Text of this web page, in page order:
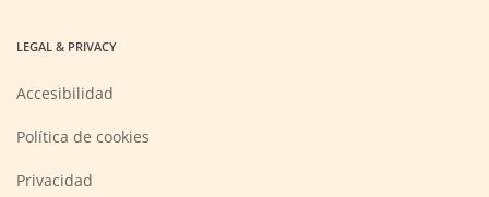
LEGAL & PRIVACY
Accesibilidad
Política de cookies
Privacidad